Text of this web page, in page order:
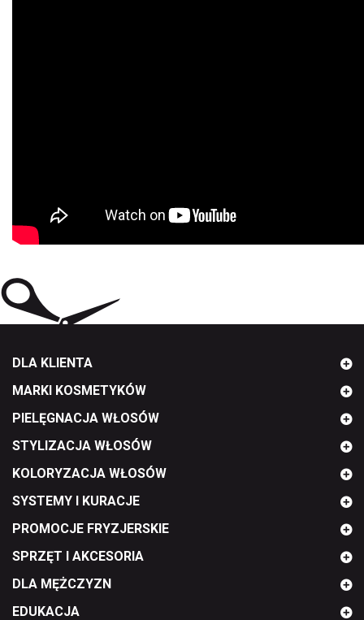
DLA KLIENTA
MARKI KOSMETYKÓW
PIELĘGNACJA WŁOSÓW
STYLIZACJA WŁOSÓW
KOLORYZACJA WŁOSÓW
SYSTEMY I KURACJE
PROMOCJE FRYZJERSKIE
SPRZĘT I AKCESORIA
DLA MĘŻCZYZN
EDUKACJA